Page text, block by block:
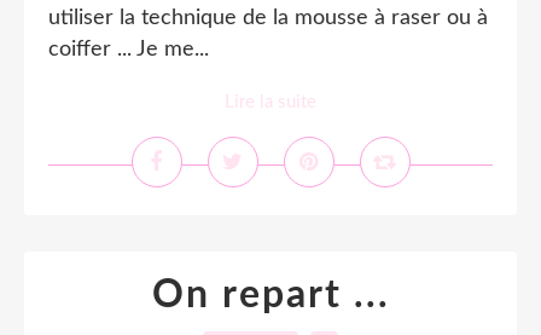
utiliser la technique de la mousse à raser ou à
coiffer ... Je me...
Lire la suite
On repart ...